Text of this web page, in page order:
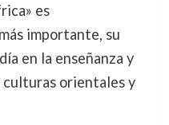
es
importante, su
en la enseñanza y
culturas orientales y